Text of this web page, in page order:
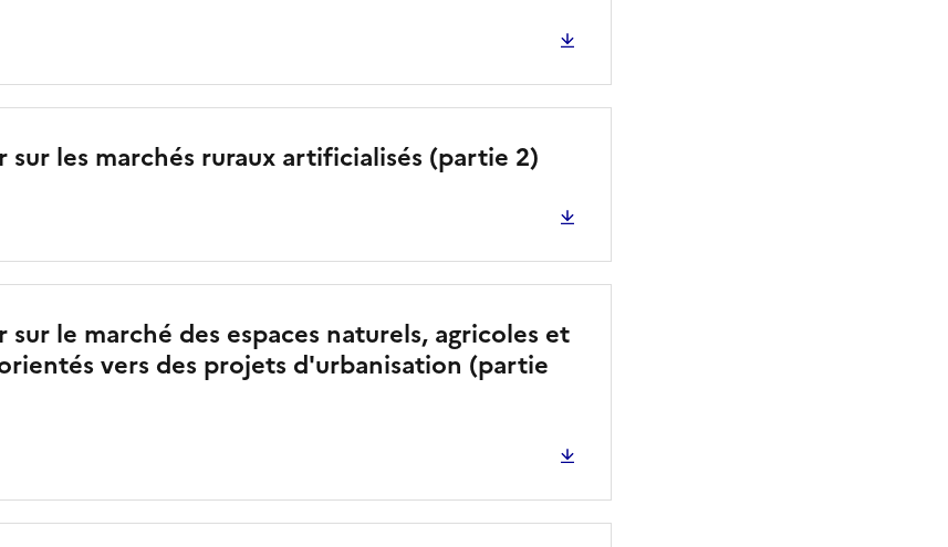
sur les marchés ruraux artificialisés (partie 2)
sur le marché des espaces naturels, agricoles et
vers des projets d'urbanisation (partie